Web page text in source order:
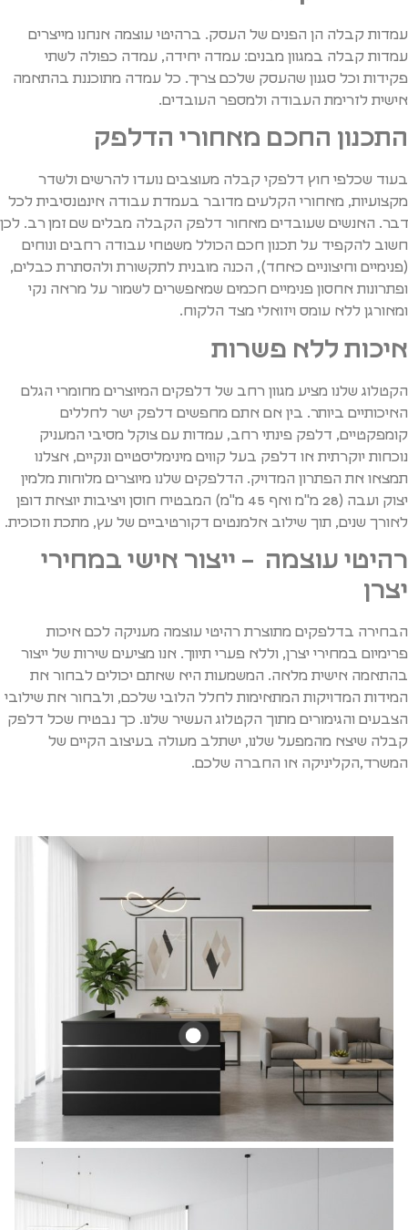
עמדות קבלה הן הפנים של העסק. ברהיטי עוצמה אנחנו מייצרים
עמדות קבלה במגוון מבנים: עמדה יחידה, עמדה כפולה לשתי
פקידות וכל סגנון שהעסק שלכם צריך. כל עמדה מתוכננת בהתאמה
אישית לזרימת העבודה ולמספר העובדים.
התכנון החכם מאחורי הדלפק
בעוד שכלפי חוץ דלפקי קבלה מעוצבים נועדו להרשים ולשדר
מקצועיות, מאחורי הקלעים מדובר בעמדת עבודה אינטנסיבית לכל
דבר. האנשים שעובדים מאחור דלפק הקבלה מבלים שם זמן רב. לכן
חשוב להקפיד על תכנון חכם הכולל משטחי עבודה רחבים ונוחים
(פנימיים וחיצוניים כאחד), הכנה מובנית לתקשורת ולהסתרת כבלים,
ופתרונות אחסון פנימיים חכמים שמאפשרים לשמור על מראה נקי
ומאורגן ללא עומס ויזואלי מצד הלקוח.
איכות ללא פשרות
הקטלוג שלנו מציע מגוון רחב של דלפקים המיוצרים מחומרי הגלם
האיכותיים ביותר. בין אם אתם מחפשים דלפק ישר לחללים
קומפקטיים, דלפק פינתי רחב, עמדות עם צוקל מסיבי המעניק
נוכחות יוקרתית או דלפק בעל קווים מינימליסטיים ונקיים, אצלנו
תמצאו את הפתרון המדויק. הדלפקים שלנו מיוצרים מלוחות מלמין
יצוק ועבה (28 מ"מ ואף 45 מ"מ) המבטיח חוסן ויציבות יוצאת דופן
לאורך שנים, תוך שילוב אלמנטים דקורטיביים של עץ, מתכת וזכוכית.
רהיטי עוצמה – ייצור אישי במחירי
יצרן
הבחירה בדלפקים מתוצרת רהיטי עוצמה מעניקה לכם איכות
פרימיום במחירי יצרן, וללא פערי תיווך. אנו מציעים שירות של ייצור
בהתאמה אישית מלאה. המשמעות היא שאתם יכולים לבחור את
המידות המדויקות המתאימות לחלל הלובי שלכם, ולבחור את שילובי
הצבעים והגימורים מתוך הקטלוג העשיר שלנו. כך נבטיח שכל דלפק
קבלה שיצא מהמפעל שלנו, ישתלב מעולה בעיצוב הקיים של
המשרד,הקליניקה או החברה שלכם.